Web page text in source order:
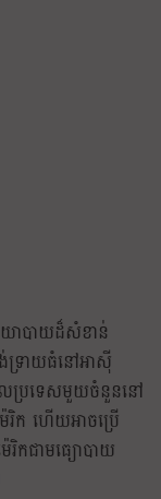
ោបាយដ៏សំខាន់
ទ្រាយធំនៅអាស៊ី
លប្រទេសមួយចំនួននៅ
រិក ហើយអាចប្រើ
រិកជាមធ្យោបាយ